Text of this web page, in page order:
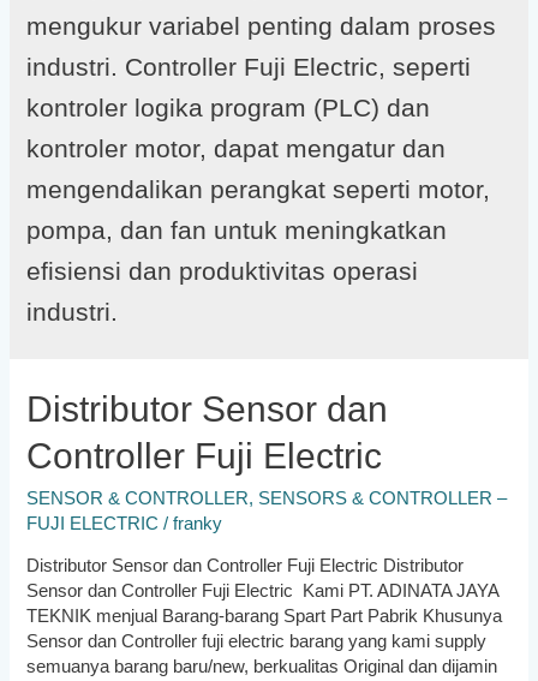
mengukur variabel penting dalam proses
industri. Controller Fuji Electric, seperti
kontroler logika program (PLC) dan
kontroler motor, dapat mengatur dan
mengendalikan perangkat seperti motor,
pompa, dan fan untuk meningkatkan
efisiensi dan produktivitas operasi
industri.
Distributor Sensor dan
Controller Fuji Electric
SENSOR & CONTROLLER, SENSORS & CONTROLLER –
FUJI ELECTRIC /franky
Distributor Sensor dan Controller Fuji Electric Distributor
Sensor dan Controller Fuji Electric Kami PT. ADINATA JAYA
TEKNIK menjual Barang-barang Spart Part Pabrik Khusunya
Sensor dan Controller fuji electric barang yang kami supply
semuanya barang baru/new, berkualitas Original dan dijamin